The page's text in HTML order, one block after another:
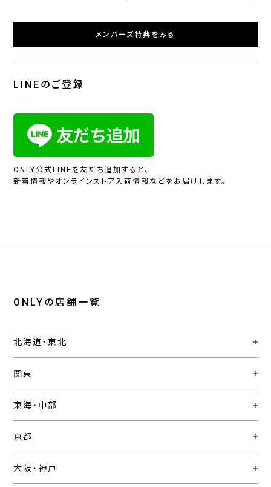
メンバーズ特典をみる
LINEのご登録
ONLY公式LINEを友だち追加すると、
新着情報やオンラインストア入荷情報などをお届けします。
ONLYの店舗一覧
北海道・東北
関東
東海・中部
京都
大阪・神戸